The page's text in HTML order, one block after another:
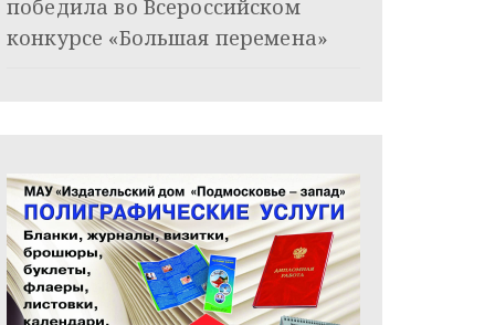
победила во Всероссийском
конкурсе «Большая перемена»